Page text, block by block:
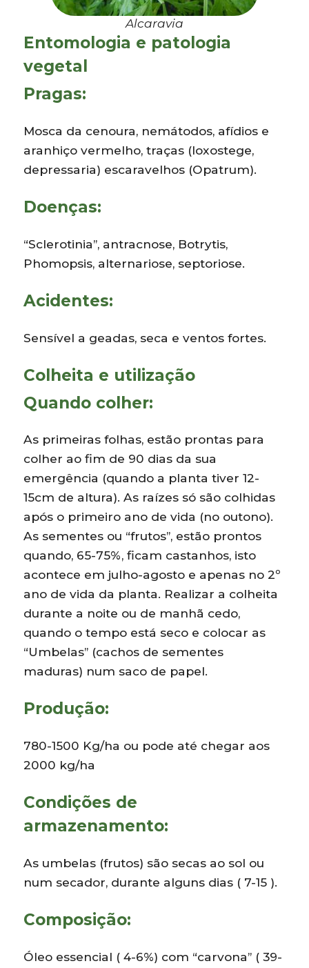
Alcaravia
Entomologia e patologia
vegetal
Pragas:
Mosca da cenoura, nemátodos, afídios e
aranhiço vermelho, traças (loxostege,
depressaria) escaravelhos (Opatrum).
Doenças:
“Sclerotinia”, antracnose, Botrytis,
Phomopsis, alternariose, septoriose.
Acidentes:
Sensível a geadas, seca e ventos fortes.
Colheita e utilização
Quando colher:
As primeiras folhas, estão prontas para
colher ao fim de 90 dias da sua
emergência (quando a planta tiver 12-
15cm de altura). As raízes só são colhidas
após o primeiro ano de vida (no outono).
As sementes ou “frutos”, estão prontos
quando, 65-75%, ficam castanhos, isto
acontece em julho-agosto e apenas no 2º
ano de vida da planta. Realizar a colheita
durante a noite ou de manhã cedo,
quando o tempo está seco e colocar as
“Umbelas” (cachos de sementes
maduras) num saco de papel.
Produção:
780-1500 Kg/ha ou pode até chegar aos
2000 kg/ha
Condições de
armazenamento:
As umbelas (frutos) são secas ao sol ou
num secador, durante alguns dias ( 7-15 ).
Composição:
Óleo essencial ( 4-6%) com “carvona” ( 39-